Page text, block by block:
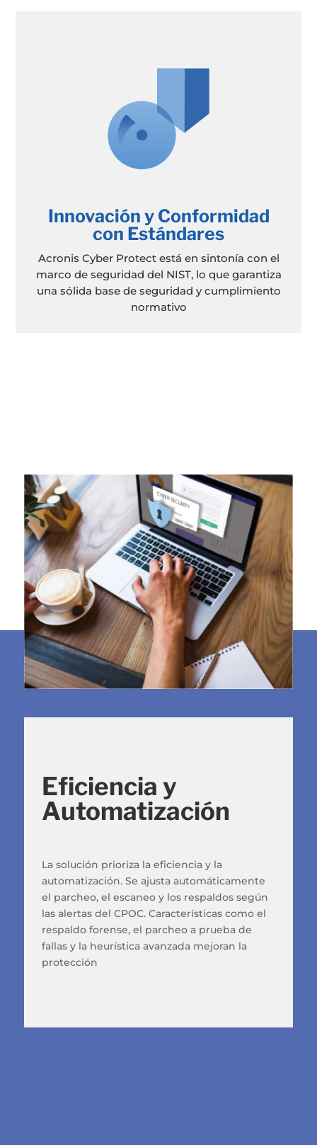
Innovación y Conformidad
con Estándares
Acronis Cyber Protect está en sintonía con el
marco de seguridad del NIST, lo que garantiza
una sólida base de seguridad y cumplimiento
normativo
Eficiencia y
Automatización
La solución prioriza la eficiencia y la
automatización. Se ajusta automáticamente
el parcheo, el escaneo y los respaldos según
las alertas del CPOC. Características como el
respaldo forense, el parcheo a prueba de
fallas y la heurística avanzada mejoran la
protección